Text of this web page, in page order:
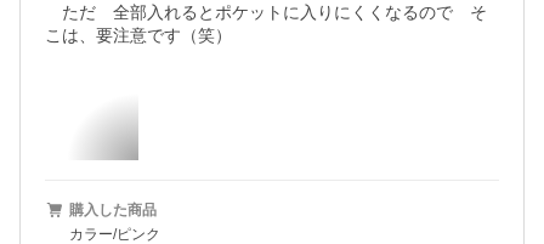
ただ　全部入れるとポケットに入りにくくなるので　そ
こは、要注意です（笑）
購入した商品
カラー/ピンク